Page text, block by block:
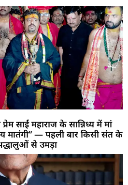
प्रेम साईं महाराज के सान्निध्य में मां
मातंगी” — पहली बार किसी संत के
से उमड़ा